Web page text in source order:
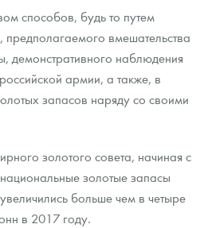
способов, будь то путем
вмешательства
демонстративного наблюдения
армии, а также, в
запасов наряду со своими
золотого совета, начиная с
золотые запасы
больше чем в четыре
в 2017 году.